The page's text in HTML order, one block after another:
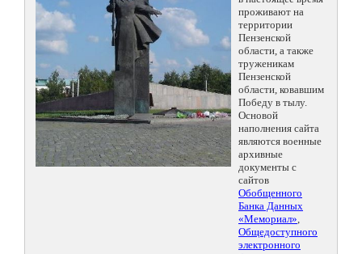
проживают на
территории
Пензенской
области, а также
труженикам
Пензенской
области, ковавшим
Победу в тылу.
Основой
наполнения сайта
являются военные
архивные
документы с
сайтов
Обобщенного
Банка Данных
«Мемориал»,
Общедоступного
электронного